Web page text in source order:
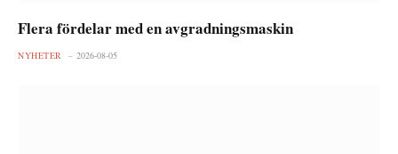
Flera fördelar med en avgradningsmaskin
NYHETER 2026-08-05